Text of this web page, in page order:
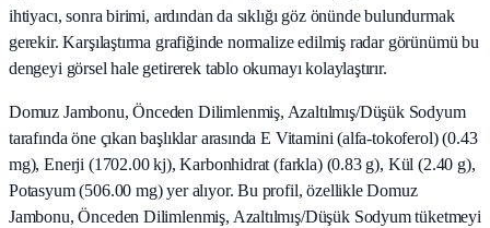
ihtiyacı, sonra birimi, ardından da sıklığı göz önünde bulundurmak
gerekir. Karşılaştırma grafiğinde normalize edilmiş radar görünümü bu
dengeyi görsel hale getirerek tablo okumayı kolaylaştırır.
Domuz Jambonu, Önceden Dilimlenmiş, Azaltılmış/Düşük Sodyum
tarafında öne çıkan başlıklar arasında E Vitamini (alfa-tokoferol) (0.43
mg), Enerji (1702.00 kj), Karbonhidrat (farkla) (0.83 g), Kül (2.40 g),
Potasyum (506.00 mg) yer alıyor. Bu profil, özellikle Domuz
Jambonu, Önceden Dilimlenmiş, Azaltılmış/Düşük Sodyum tüketmeyi